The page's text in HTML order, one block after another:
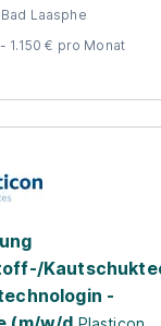
Laasphe
1.150 € pro Monat
-